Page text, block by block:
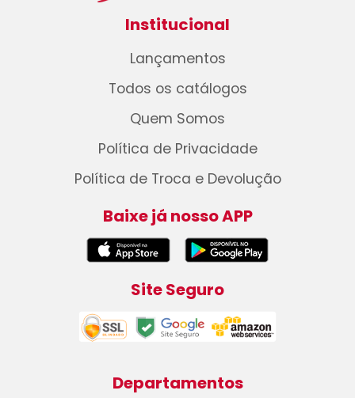
Institucional
Lançamentos
Todos os catálogos
Quem Somos
Política de Privacidade
Política de Troca e Devolução
Baixe já nosso APP
Site Seguro
Departamentos